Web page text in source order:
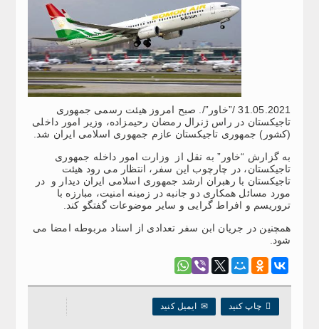
31.05.2021 /”خاور”/. صبح امروز هیئت رسمی جمهوری
تاجیکستان در راس ژنرال رمضان رحیمزاده، وزیر امور داخلی
(کشور) جمهوری تاجیکستان عازم جمهوری اسلامی ایران شد.
به گزارش “خاور” به نقل از وزارت امور داخله جمهوری
تاجیکستان، در چارچوب این سفر، انتظار می رود هیئت
تاجیکستان با رهبران ارشد جمهوری اسلامی ایران دیدار و در
مورد مسائل همکاری دو جانبه در زمینه امنیت، مبارزه با
تروریسم و ​​افراط گرایی و سایر موضوعات گفتگو کند.
همچنین در جریان ابن سفر تعدادی از اسناد مربوطه امضا می
شود.
 چاپ کنید ✉ایمیل کنید